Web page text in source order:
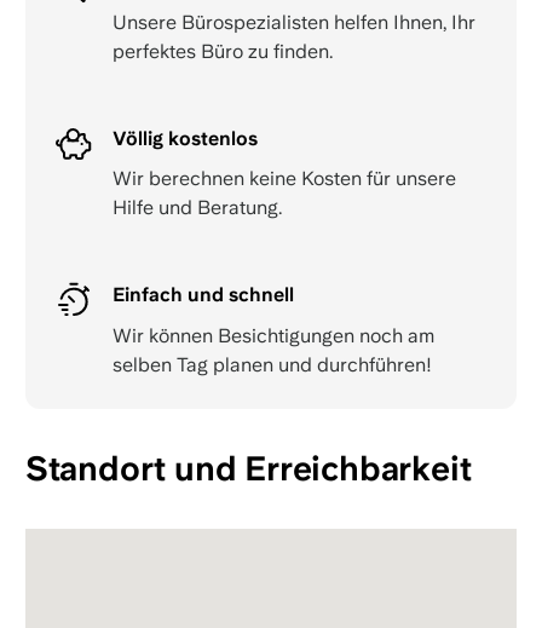
Unsere Bürospezialisten helfen Ihnen, Ihr
perfektes Büro zu finden.
Völlig kostenlos
Wir berechnen keine Kosten für unsere
Hilfe und Beratung.
Einfach und schnell
Wir können Besichtigungen noch am
selben Tag planen und durchführen!
Standort und Erreichbarkeit